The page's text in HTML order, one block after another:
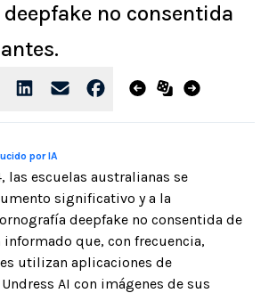
no consentida
por IA
las escuelas australianas se
significativo y a la
deepfake no consentida de
informado que, con frecuencia,
utilizan aplicaciones de
AI con imágenes de sus